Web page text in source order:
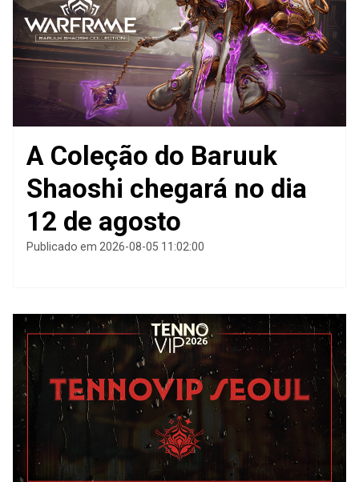
A Coleção do Baruuk
Shaoshi chegará no dia
12 de agosto
Publicado em 2026-08-05 11:02:00